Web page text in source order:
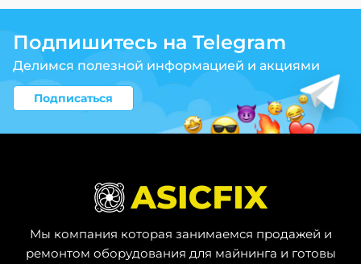
Подпишитесь на Telegram
Делимся полезной информацией и акциями
Подписаться
Мы компания которая занимаемся продажей и
ремонтом оборудования для майнинга и готовы